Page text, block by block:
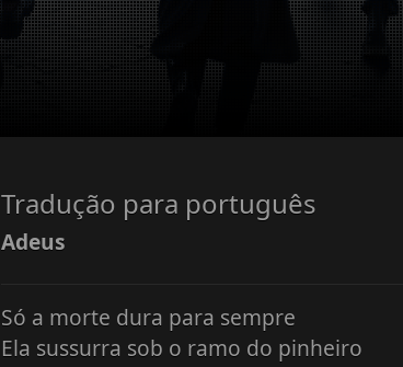
Tradução para português
Adeus
Só a morte dura para sempre
Ela sussurra sob o ramo do pinheiro